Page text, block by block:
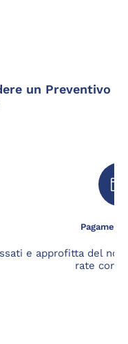
un Preventivo
di pagamento a